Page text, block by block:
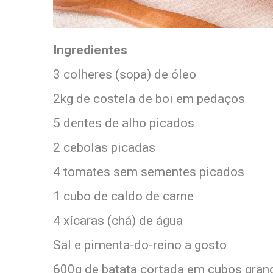
Ingredientes
3 colheres (sopa) de óleo
2kg de costela de boi em pedaços
5 dentes de alho picados
2 cebolas picadas
4 tomates sem sementes picados
1 cubo de caldo de carne
4 xícaras (chá) de água
Sal e pimenta-do-reino a gosto
600g de batata cortada em cubos